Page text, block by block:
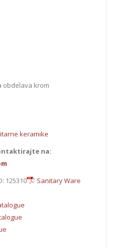
obdelava krom
keramike
na:
125310
Sanitary Ware